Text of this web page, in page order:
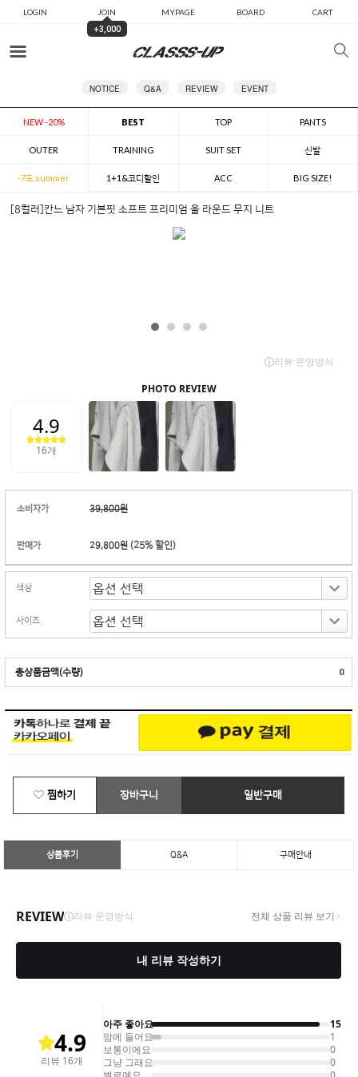
LOGIN JOIN MYPAGE BOARD CART
+3,000
NOTICE Q&A REVIEW EVENT
NEW -20% BEST TOP PANTS
OUTER TRAINING SUIT SET 신발
-7도 summer 1+1&코디할인 ACC BIG SIZE!
[8컬러]칸느 남자 기본핏 소프트 프리미엄 울 라운드 무지 니트
소비자가 39,800원
판매가 29,800원 (25% 할인)
색상
사이즈
총상품금액(수량) 0
찜하기 장바구니 일반구매
상품후기 Q&A 구매안내